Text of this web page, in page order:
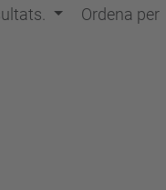
Ordena per